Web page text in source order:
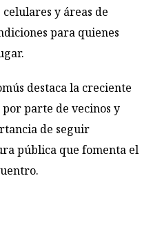
y áreas de
para quienes
destaca la creciente
parte de vecinos y
de seguir
pública que fomenta el